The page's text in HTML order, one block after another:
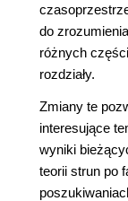
do
różnych
rozdziały.
Zmiany te
interesujące
wyniki
teorii strun po